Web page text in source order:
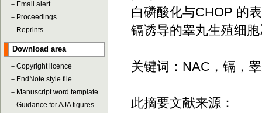
－ Email alert
－ Proceedings
－ Reprints
Download area
－ Copyright licence
－ EndNote style file
－ Manuscript word template
－ Guidance for AJA figures
白磷酸化与CHOP 的
镉诱导的睾丸生殖细
关键词：NAC，镉，
此摘要文献来源：